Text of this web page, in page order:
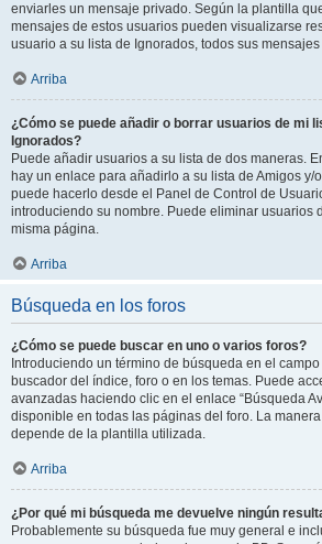
enviarles un mensaje privado. Según la plantilla
mensajes de estos usuarios pueden visualizarse
usuario a su lista de Ignorados, todos sus
Arriba
¿Cómo se puede añadir o borrar usuarios de mi
Ignorados?
Puede añadir usuarios a su lista de dos maneras.
hay un enlace para añadirlo a su lista de Amigos y/
puede hacerlo desde el Panel de Control de
introduciendo su nombre. Puede eliminar usuarios
misma página.
Arriba
Búsqueda en los foros
¿Cómo se puede buscar en uno o varios foros?
Introduciendo un término de búsqueda en el
buscador del índice, foro o en los temas. Puede
avanzadas haciendo clic en el enlace “Búsqueda
disponible en todas las páginas del foro. La
depende de la plantilla utilizada.
Arriba
¿Por qué mi búsqueda me devuelve ningún
Probablemente su búsqueda fue muy general e